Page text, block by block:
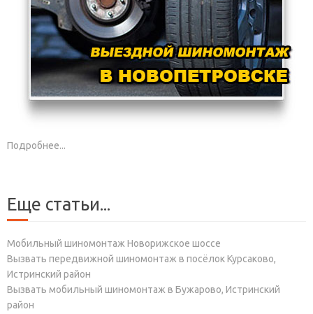
Подробнее...
Еще статьи...
Мобильный шиномонтаж Новорижское шоссе
Вызвать передвижной шиномонтаж в посёлок Курсаково,
Истринский район
Вызвать мобильный шиномонтаж в Бужарово, Истринский
район